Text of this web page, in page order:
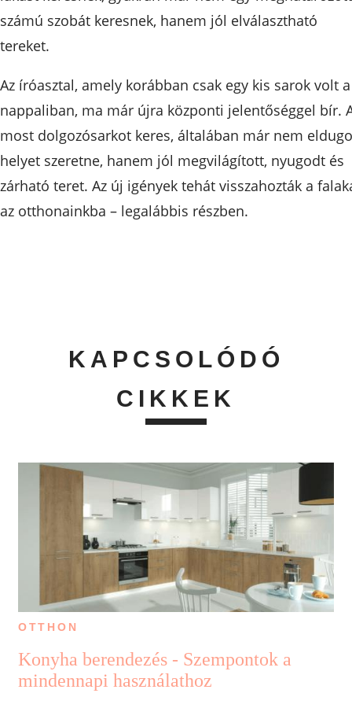
számú szobát keresnek, hanem jól elválasztható
tereket.
Az íróasztal, amely korábban csak egy kis sarok volt a
nappaliban, ma már újra központi jelentőséggel bír.
most dolgozósarkot keres, általában már nem
helyet szeretne, hanem jól megvilágított, nyugodt és
zárható teret. Az új igények tehát visszahozták a
az otthonainkba – legalábbis részben.
KAPCSOLÓDÓ
CIKKEK
OTTHON
Konyha berendezés - Szempontok a
mindennapi használathoz